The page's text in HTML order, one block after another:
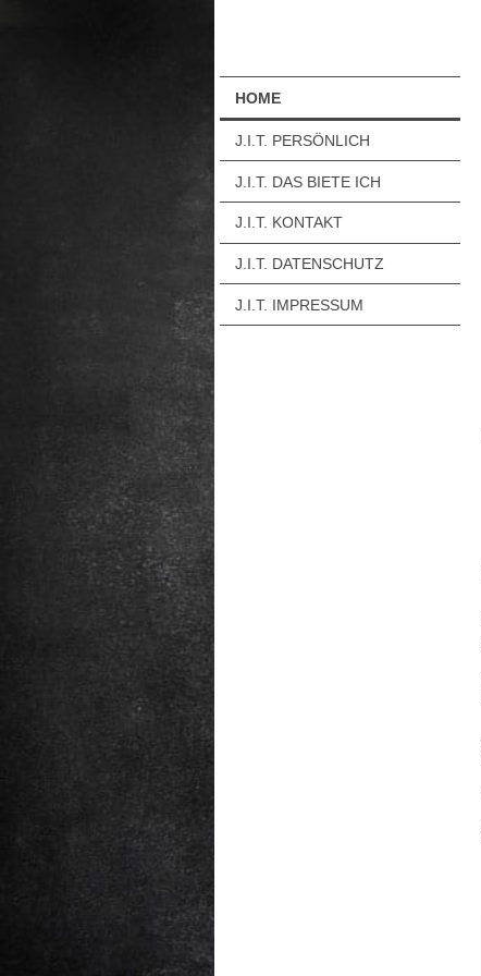
HOME
J.I.T. PERSÖNLICH
J.I.T. DAS BIETE ICH
J.I.T. KONTAKT
J.I.T. DATENSCHUTZ
J.I.T. IMPRESSUM